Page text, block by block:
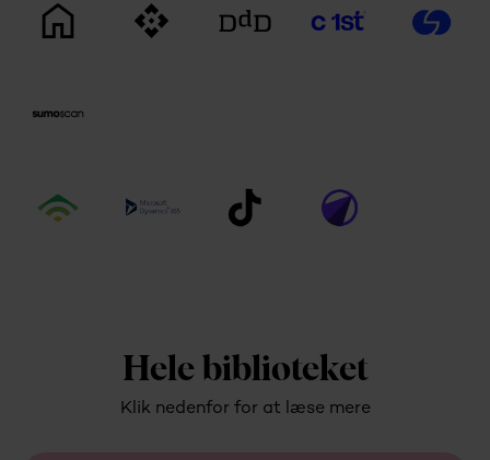
Hele biblioteket
Klik nedenfor for at læse mere